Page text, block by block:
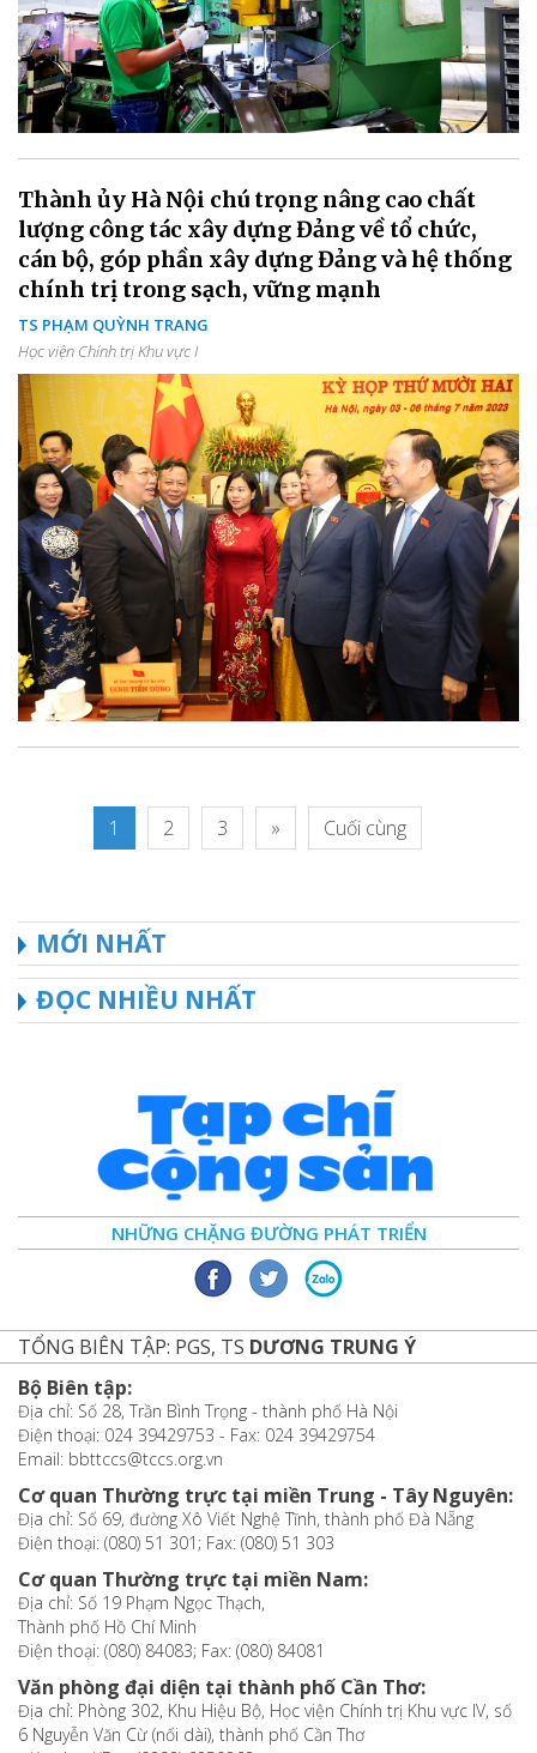
Thành ủy Hà Nội chú trọng nâng cao chất
lượng công tác xây dựng Đảng về tổ chức,
cán bộ, góp phần xây dựng Đảng và hệ thống
chính trị trong sạch, vững mạnh
TS PHẠM QUỲNH TRANG
Học viện Chính trị Khu vực I
1 2 3 » Cuối cùng
MỚI NHẤT
ĐỌC NHIỀU NHẤT
NHỮNG CHẶNG ĐƯỜNG PHÁT TRIỂN
TỔNG BIÊN TẬP: PGS, TS DƯƠNG TRUNG Ý
Bộ Biên tập:
Địa chỉ: Số 28, Trần Bình Trọng - thành phố Hà Nội
Điện thoại: 024 39429753 - Fax: 024 39429754
Email: bbttccs@tccs.org.vn
Cơ quan Thường trực tại miền Trung - Tây Nguyên:
Địa chỉ: Số 69, đường Xô Viết Nghệ Tĩnh, thành phố Đà Nẵng
Điện thoại: (080) 51 301; Fax: (080) 51 303
Cơ quan Thường trực tại miền Nam:
Địa chỉ: Số 19 Phạm Ngọc Thạch,
Thành phố Hồ Chí Minh
Điện thoại: (080) 84083; Fax: (080) 84081
Văn phòng đại diện tại thành phố Cần Thơ:
Địa chỉ: Phòng 302, Khu Hiệu Bộ, Học viện Chính trị Khu vực IV, số
6 Nguyễn Văn Cừ (nối dài), thành phố Cần Thơ